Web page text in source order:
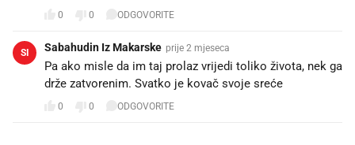
0 0 ODGOVORITE
SI Sabahudin Iz Makarske prije 2 mjeseca
Pa ako misle da im taj prolaz vrijedi toliko života, nek ga
drže zatvorenim. Svatko je kovač svoje sreće
0 0 ODGOVORITE